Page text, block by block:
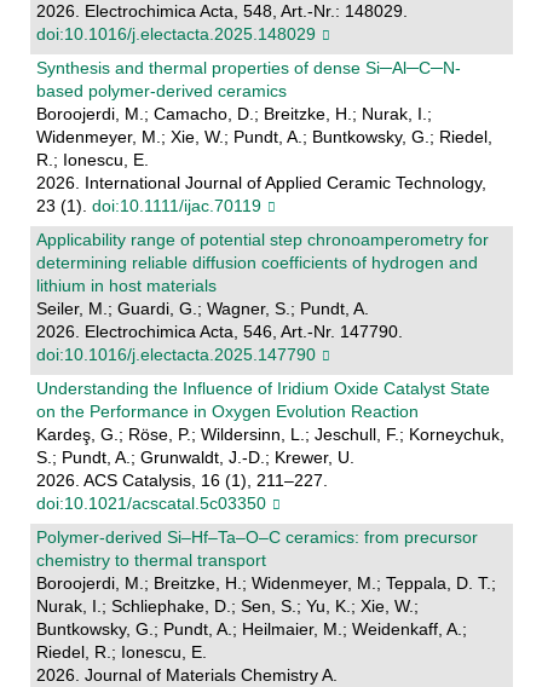
2026. Electrochimica Acta, 548, Art.-Nr.: 148029.
doi:10.1016/j.electacta.2025.148029
Synthesis and thermal properties of dense Si─Al─C─N‐
based polymer‐derived ceramics
Boroojerdi, M.; Camacho, D.; Breitzke, H.; Nurak, I.;
Widenmeyer, M.; Xie, W.; Pundt, A.; Buntkowsky, G.; Riedel,
R.; Ionescu, E.
2026. International Journal of Applied Ceramic Technology,
23 (1). doi:10.1111/ijac.70119
Applicability range of potential step chronoamperometry for
determining reliable diffusion coefficients of hydrogen and
lithium in host materials
Seiler, M.; Guardi, G.; Wagner, S.; Pundt, A.
2026. Electrochimica Acta, 546, Art.-Nr. 147790.
doi:10.1016/j.electacta.2025.147790
Understanding the Influence of Iridium Oxide Catalyst State
on the Performance in Oxygen Evolution Reaction
Kardeş, G.; Röse, P.; Wildersinn, L.; Jeschull, F.; Korneychuk,
S.; Pundt, A.; Grunwaldt, J.-D.; Krewer, U.
2026. ACS Catalysis, 16 (1), 211–227.
doi:10.1021/acscatal.5c03350
Polymer-derived Si–Hf–Ta–O–C ceramics: from precursor
chemistry to thermal transport
Boroojerdi, M.; Breitzke, H.; Widenmeyer, M.; Teppala, D. T.;
Nurak, I.; Schliephake, D.; Sen, S.; Yu, K.; Xie, W.;
Buntkowsky, G.; Pundt, A.; Heilmaier, M.; Weidenkaff, A.;
Riedel, R.; Ionescu, E.
2026. Journal of Materials Chemistry A.